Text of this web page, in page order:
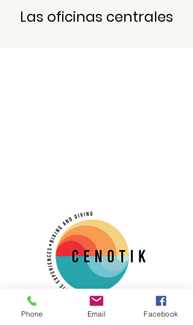
Las oficinas centrales
Phone Email Facebook